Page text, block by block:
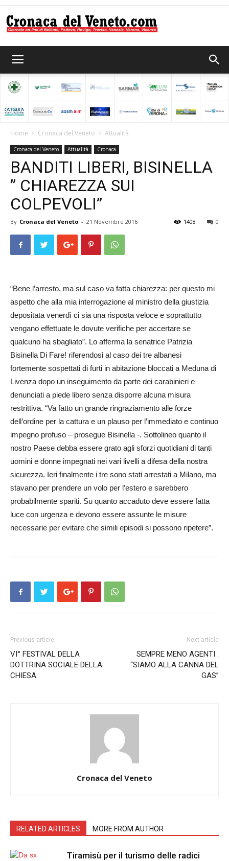
del
Veneto
Home Cronaca del Veneto Attualità
Cronaca del Veneto Attualità Cronaca
BANDITI LIBERI, BISINELLA
” CHIAREZZA SUI
COLPEVOLI”
By Cronaca del Veneto - 21 Novembre 2016 0
1408
“Bene l’arresto, ma sul caso va fatta chiarezza: per questo mi
aspetto che alla mia interrogazione al ministro della giustizia
depositata venerdì ci sia una risposta veloce e soprattutto
vengano effettuate le dovute verifiche per accertare se
qualcuno ha sbagliato”. Lo afferma la senatrice Patrizia
Bisinella Di Fare! riferendosi al caso dei tre albanesi
fortemente sospettati di furti in abitazione bloccati a Meduna di
Livenza dopo un inseguimento da parte dei carabinieri e
denunciati a pi­ede libero senza disporre alcuna misura
restrittiva. “Va fatto un grande ringraziamento alle forze
dell’ordine per la cattura e un plauso per l’immediato e continuo
impegno profuso – prosegue Bisinella -. Sottolineo quanto il
nostro Paese debba essere grato agli sforzi quotidiani di tanti
uomini e donne impegnati nei vari livelli a difesa della nostra
sicurezza. Ieri finalmente i tre sono stati arrestati a Milano, ma
stavano per prendere un volo per l’estero e sarebbero
probabilmente spariti. Su quanto accaduto deve essere fatta
luce con urgenza e devono essere assunte le misure
necessarie per evitare che simili episodi si possono ripetere”.
Previous article
VI° FESTIVAL DELLA
DOTTRINA SOCIALE DELLA
CHIESA.
Next article
SEMPRE MENO AGENTI :
“SIAMO ALLA CANNA DEL
GAS”
Cronaca del Veneto
RELATED ARTICLES MORE FROM AUTHOR
Tiramisù per il turismo delle radici